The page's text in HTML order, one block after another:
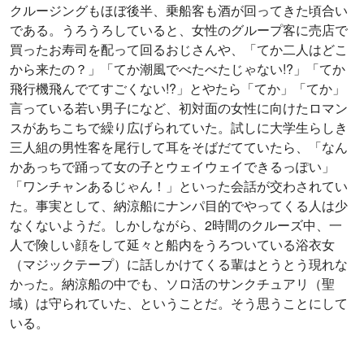
クルージングもほぼ後半、乗船客も酒が回ってきた頃合い
である。うろうろしていると、女性のグループ客に売店で
買ったお寿司を配って回るおじさんや、「てか二人はどこ
から来たの？」「てか潮風でべたべたじゃない!?」「てか
飛行機飛んでてすごくない!?」とやたら「てか」「てか」
言っている若い男子になど、初対面の女性に向けたロマン
スがあちこちで繰り広げられていた。試しに大学生らしき
三人組の男性客を尾行して耳をそばだてていたら、「なん
かあっちで踊って女の子とウェイウェイできるっぽい」
「ワンチャンあるじゃん！」といった会話が交わされてい
た。事実として、納涼船にナンパ目的でやってくる人は少
なくないようだ。しかしながら、2時間のクルーズ中、一
人で険しい顔をして延々と船内をうろついている浴衣女
（マジックテープ）に話しかけてくる輩はとうとう現れな
かった。納涼船の中でも、ソロ活のサンクチュアリ（聖
域）は守られていた、ということだ。そう思うことにして
いる。